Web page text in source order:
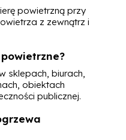
powietrzną przy
z zewnątrz i
sklepach, biurach,
obiektach
publicznej.